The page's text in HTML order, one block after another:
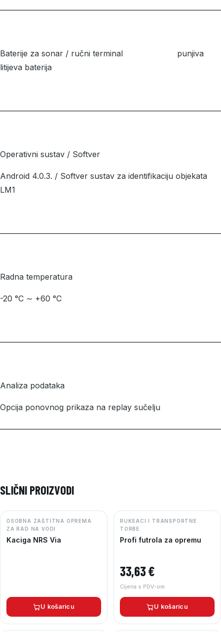
Baterije za sonar / ručni terminal punjiva
litijeva baterija
Operativni sustav / Softver
Android 4.0.3. / Softver sustav za identifikaciju objekata
LM1
Radna temperatura
-20 °C ∼ +60 °C
Analiza podataka
Opcija ponovnog prikaza na replay sučelju
SLIČNI PROIZVODI
OSOBNA ZAŠTITNA OPREMA
ZA RAD NA VODI
Kaciga NRS Via
U košaricu
RUKSACI I TRANSPORTNE
TORBE
Profi futrola za opremu
33,63€
Cijena s PDV-om
U košaricu